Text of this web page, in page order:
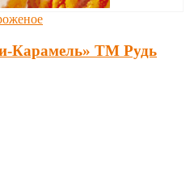
Карамель» ТМ Рудь